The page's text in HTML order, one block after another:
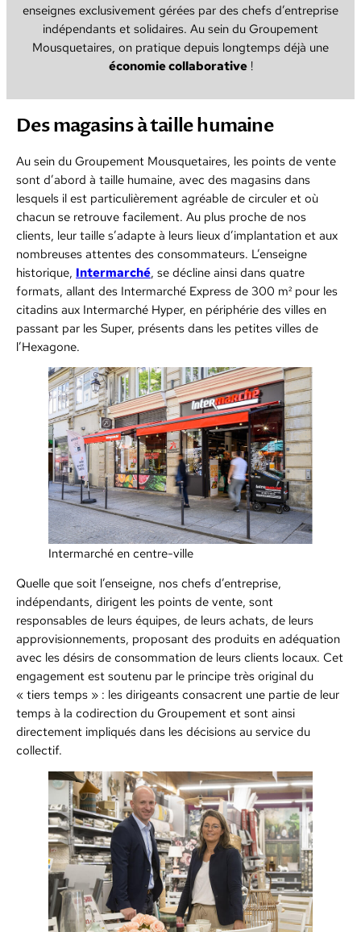
enseignes exclusivement gérées par des chefs d’entreprise
indépendants et solidaires. Au sein du Groupement
Mousquetaires, on pratique depuis longtemps déjà une
économie collaborative!
Des magasins à taille humaine
Au sein du Groupement Mousquetaires, les points de vente
sont d’abord à taille humaine, avec des magasins dans
lesquels il est particulièrement agréable de circuler et où
chacun se retrouve facilement. Au plus proche de nos
clients, leur taille s’adapte à leurs lieux d’implantation et aux
nombreuses attentes des consommateurs. L’enseigne
historique, Intermarché, se décline ainsi dans quatre
formats, allant des Intermarché Express de 300 m² pour les
citadins aux Intermarché Hyper, en périphérie des villes en
passant par les Super, présents dans les petites villes de
l’Hexagone.
Intermarché en centre-ville
Quelle que soit l’enseigne, nos chefs d’entreprise,
indépendants, dirigent les points de vente, sont
responsables de leurs équipes, de leurs achats, de leurs
approvisionnements, proposant des produits en adéquation
avec les désirs de consommation de leurs clients locaux. Cet
engagement est soutenu par le principe très original du
« tiers temps » : les dirigeants consacrent une partie de leur
temps à la codirection du Groupement et sont ainsi
directement impliqués dans les décisions au service du
collectif.